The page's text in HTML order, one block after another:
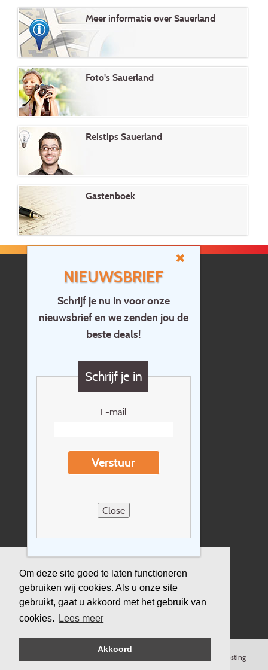
Om deze site goed te laten functioneren
gebruiken wij cookies. Als u onze site
gebruikt, gaat u akkoord met het gebruik van
cookies.
Lees meer
Akkoord
NIEUWSBRIEF
Schrijf je nu in voor onze
nieuwsbrief en we zenden jou de
beste deals!
Schrijf je in
E-mail
Verstuur
Close
Meer informatie over Sauerland
Foto's Sauerland
Reistips Sauerland
Gastenboek
Home
Contact
Vragen?
Cadeaubon
Nieuwsbrief
Reisvoorwaarden
Sitemap
Verzekering
Duurzaamheid
Cloud hosting